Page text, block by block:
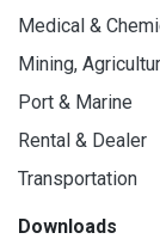
Medical &
Mining,
Port & Marine
Rental & Dealer
Transportation
Downloads